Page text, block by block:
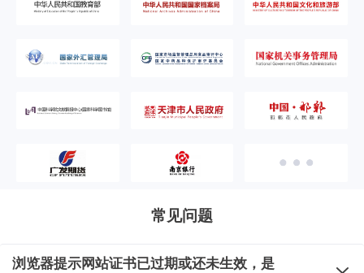
常见问题
浏览器提示网站证书已过期或还未生效，是